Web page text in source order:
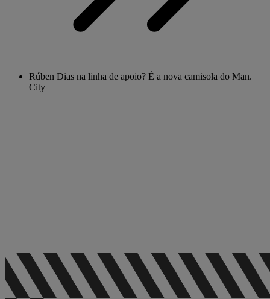
Rúben Dias na linha de apoio? É a nova camisola do Man.
City